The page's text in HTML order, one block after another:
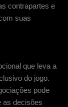
contrapartes e
suas
que leva a
do jogo.
pode
as decisões